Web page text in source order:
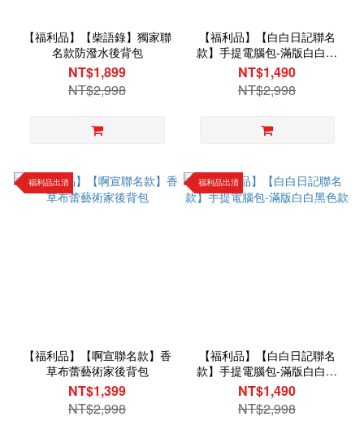
【福利品】【柴語錄】獨家聯
名款防潑水後背包
NT$1,899
NT$2,998
【福利品】【白白日記聯名
款】手提電腦包-滿版白白灰
色款
NT$1,490
NT$2,998
福利品出清
【福利品】【啊宣聯名款】香
草布蕾藝術家後背包
NT$1,399
NT$2,998
福利品出清
【福利品】【白白日記聯名
款】手提電腦包-滿版白白黑
色款
NT$1,490
NT$2,998